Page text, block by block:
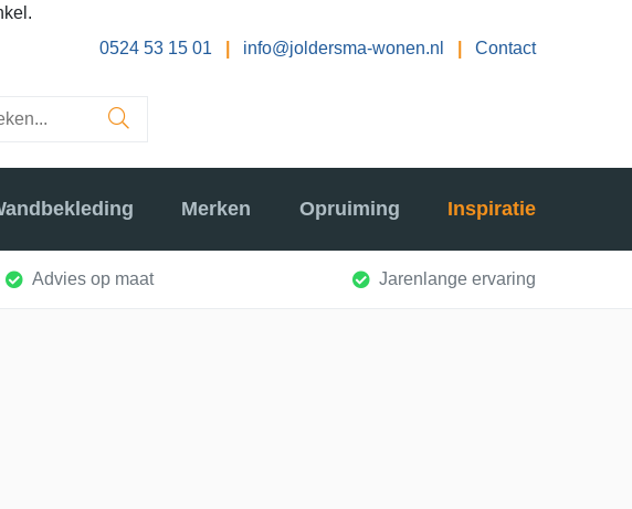
0524 53 15 01
info@joldersma-wonen.nl Contact
Merken Opruiming Inspiratie
Advies op maat Jarenlange ervaring